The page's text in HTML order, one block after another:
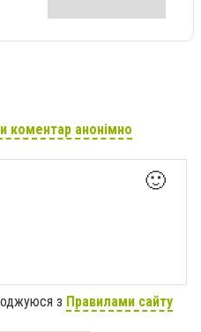
коментар анонімно
🙂
з Правилами сайту